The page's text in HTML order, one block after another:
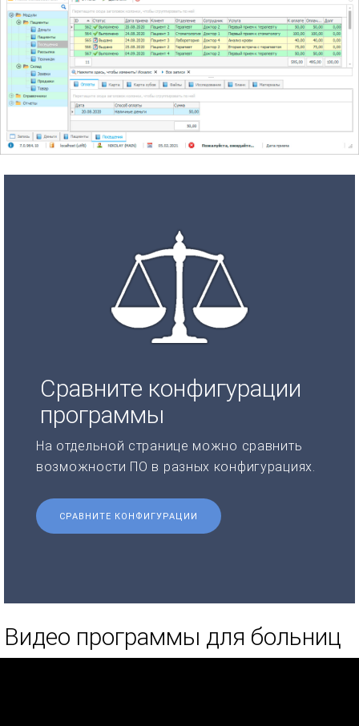
Сравните конфигурации
программы
На отдельной странице можно сравнить
возможности ПО в разных конфигурациях.
СРАВНИТЕ КОНФИГУРАЦИИ
Видео программы для больниц